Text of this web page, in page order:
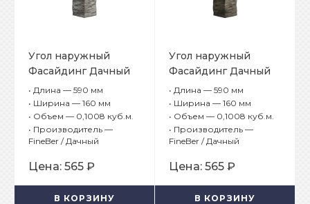
Угол наружный
Фасайдинг Дачный
Туф 3D Бежевый
• Длина — 590 мм
• Ширина — 160 мм
• Объем — 0,1008 куб.м.
• Производитель —
FineBer / Дачный
Цена: 565 ₽
В КОРЗИНУ
Угол наружный
Фасайдинг Дачный
Туф 3D Дымчатый
• Длина — 590 мм
• Ширина — 160 мм
• Объем — 0,1008 куб.м.
• Производитель —
FineBer / Дачный
Цена: 565 ₽
В КОРЗИНУ